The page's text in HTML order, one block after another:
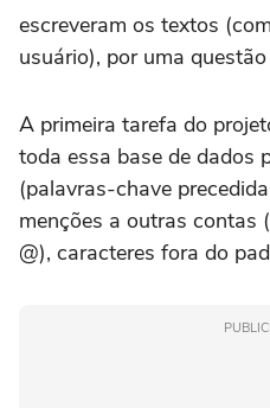
escreveram os textos
usuário), por uma
A primeira tarefa do
toda essa base de dados
(palavras-chave
menções a outras contas
@), caracteres fora do